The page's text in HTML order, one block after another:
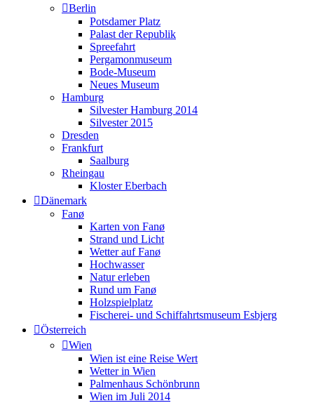
Berlin
Potsdamer Platz
Palast der Republik
Spreefahrt
Pergamonmuseum
Bode-Museum
Neues Museum
Hamburg
Silvester Hamburg 2014
Silvester 2015
Dresden
Frankfurt
Saalburg
Rheingau
Kloster Eberbach
Dänemark
Fanø
Karten von Fanø
Strand und Licht
Wetter auf Fanø
Hochwasser
Natur erleben
Rund um Fanø
Holzspielplatz
Fischerei- und Schiffahrtsmuseum Esbjerg
Österreich
Wien
Wien ist eine Reise Wert
Wetter in Wien
Palmenhaus Schönbrunn
Wien im Juli 2014